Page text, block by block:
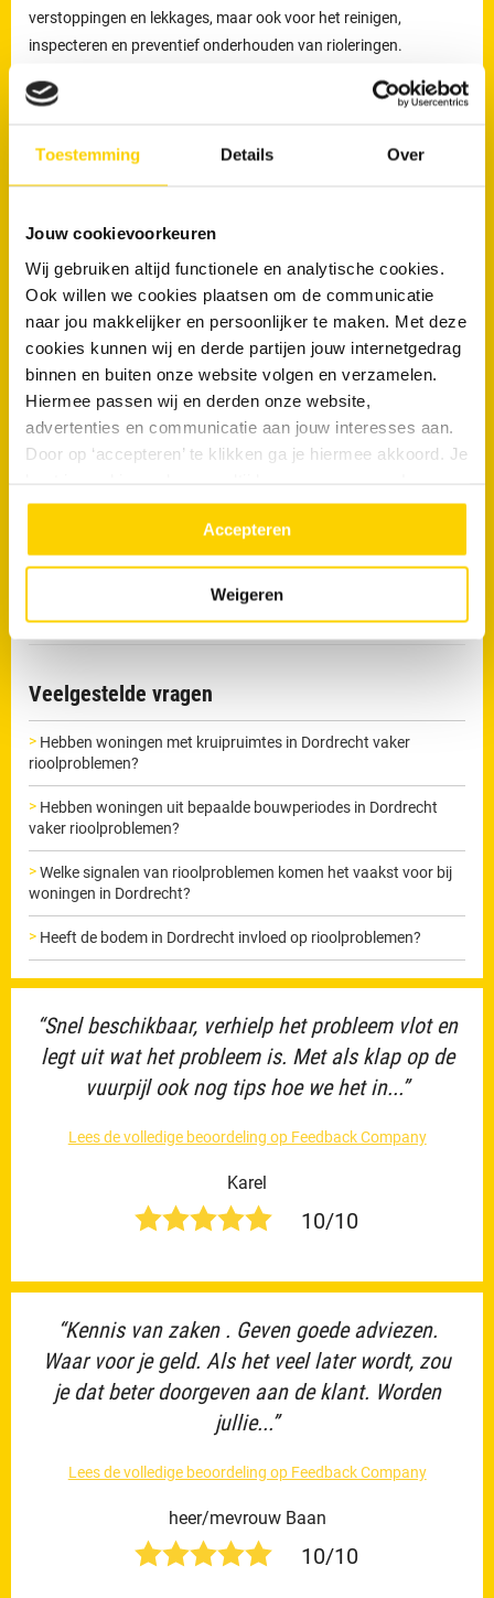
Toestemming Details Over
Jouw cookievoorkeuren
Wij gebruiken altijd functionele en analytische cookies.
Ook willen we cookies plaatsen om de communicatie
naar jou makkelijker en persoonlijker te maken. Met deze
cookies kunnen wij en derde partijen jouw internetgedrag
binnen en buiten onze website volgen en verzamelen.
Hiermee passen wij en derden onze website,
advertenties en communicatie aan jouw interesses aan.
Door op ‘accepteren’ te klikken ga je hiermee akkoord. Je
meer over in onsprivacy beleid.
Accepteren
Weigeren
verstoppingen en lekkages, maar ook voor het reinigen,
inspecteren en preventief onderhouden van rioleringen.
verwijderen en verkleint de kans op terugkerende verstoppingen
Loodgieters voor ontstopping van uw WC
Wanneer is een loodgieter nodig bij een verstopte wc of afvoer?
Een loodgieter is nodig wanneer een toilet of afvoer niet meer
doorspoelt of wanneer een verstopping blijft terugkomen. Wordt
een blokkade niet correct verholpen, dan kan deze verergeren en
uiteindelijk leiden tot lekkage of schade aan de riolering.
De loodgieters van RRS in Dordrecht beschikken over
professionele apparatuur om dit soort verstoppingen zorgvuldig
Veelgestelde vragen
Hebben woningen met kruipruimtes in Dordrecht vaker
rioolproblemen?
Hebben woningen uit bepaalde bouwperiodes in Dordrecht
vaker rioolproblemen?
Welke signalen van rioolproblemen komen het vaakst voor bij
woningen in Dordrecht?
Heeft de bodem in Dordrecht invloed op rioolproblemen?
“Snel beschikbaar, verhielp het probleem vlot en
legt uit wat het probleem is. Met als klap op de
vuurpijl ook nog tips hoe we het in...”
Lees de volledige beoordeling op Feedback Company
Karel
10/10
“Kennis van zaken . Geven goede adviezen.
Waar voor je geld. Als het veel later wordt, zou
je dat beter doorgeven aan de klant. Worden
jullie...”
Lees de volledige beoordeling op Feedback Company
heer/mevrouw Baan
10/10